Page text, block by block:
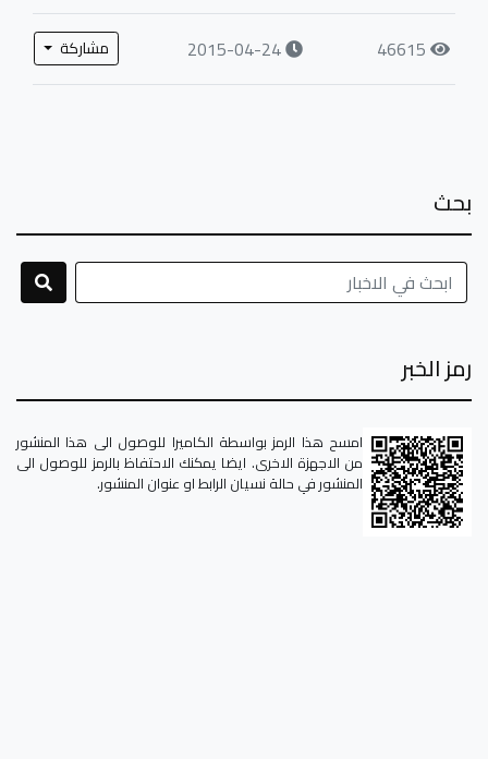
والبحثية، بحضور عدد من الأساتذة والأكاديميين والمهتمين
بالشأن الثقافي.
بحث
رمز الخبر